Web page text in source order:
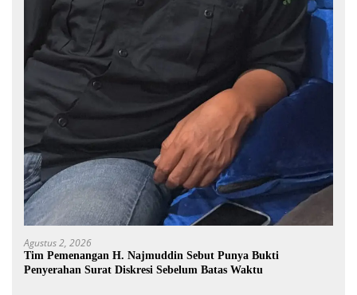
Agustus 2, 2026
Tim Pemenangan H. Najmuddin Sebut Punya Bukti
Penyerahan Surat Diskresi Sebelum Batas Waktu